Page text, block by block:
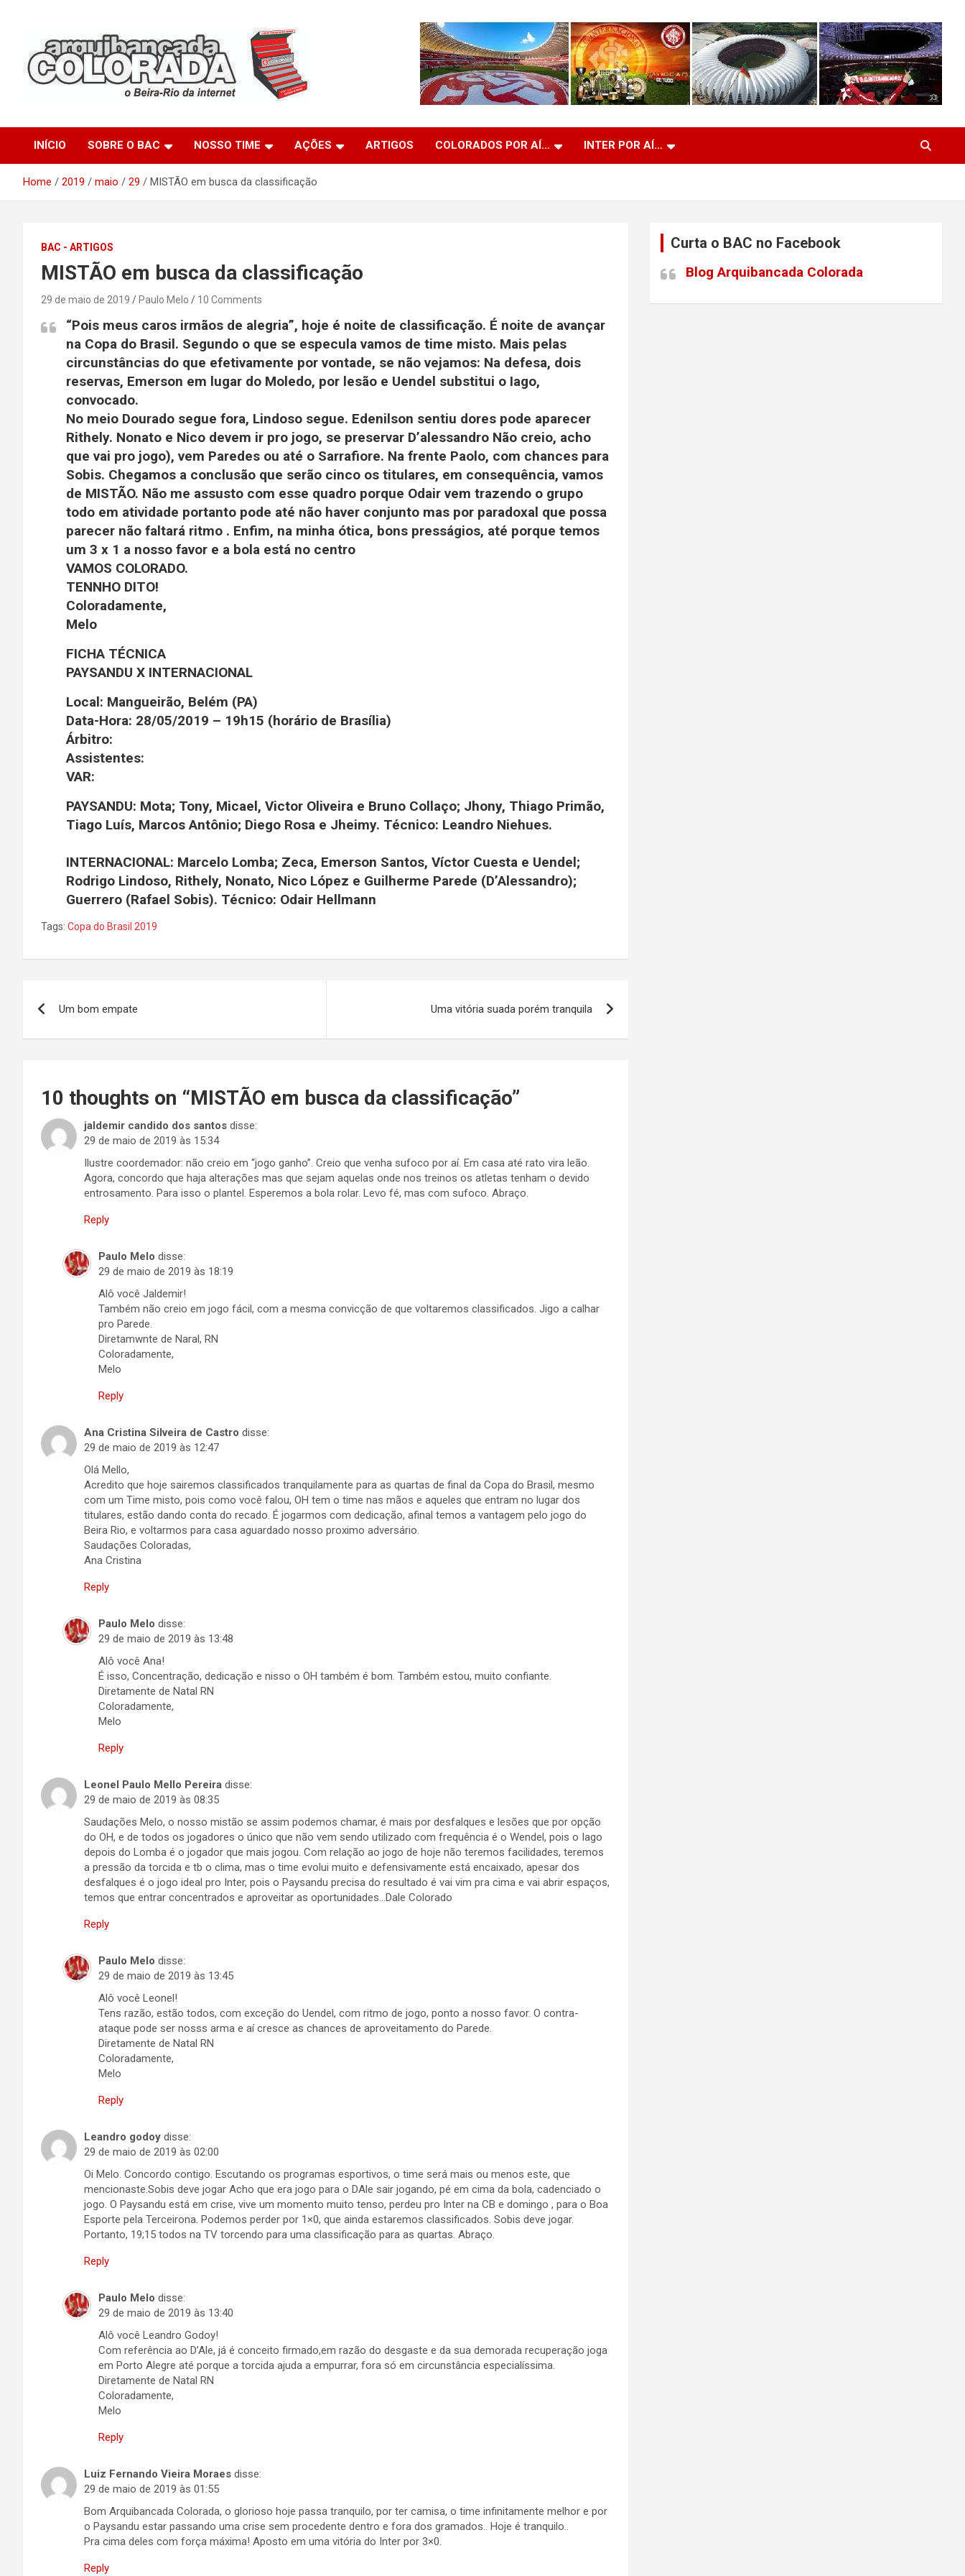
Arquibancada Colorada
INÍCIO SOBRE O BAC NOSSO TIME AÇÕES ARTIGOS COLORADOS POR AÍ… INTER POR AÍ…
Home 2019 maio 29 MISTÃO em busca da classificação
BAC - ARTIGOS
MISTÃO em busca da classificação
29 de maio de 2019 Paulo Melo 10 Comments
“Pois meus caros irmãos de alegria”, hoje é noite de classificação. É noite de avançar
na Copa do Brasil. Segundo o que se especula vamos de time misto. Mais pelas
circunstâncias do que efetivamente por vontade, se não vejamos: Na defesa, dois
reservas, Emerson em lugar do Moledo, por lesão e Uendel substitui o Iago,
convocado.
No meio Dourado segue fora, Lindoso segue. Edenilson sentiu dores pode aparecer
Rithely. Nonato e Nico devem ir pro jogo, se preservar D’alessandro Não creio, acho
que vai pro jogo), vem Paredes ou até o Sarrafiore. Na frente Paolo, com chances para
Sobis. Chegamos a conclusão que serão cinco os titulares, em consequência, vamos
de MISTÃO. Não me assusto com esse quadro porque Odair vem trazendo o grupo
todo em atividade portanto pode até não haver conjunto mas por paradoxal que possa
parecer não faltará ritmo . Enfim, na minha ótica, bons presságios, até porque temos
um 3 x 1 a nosso favor e a bola está no centro
VAMOS COLORADO.
TENNHO DITO!
Coloradamente,
Melo
FICHA TÉCNICA
PAYSANDU X INTERNACIONAL
Local: Mangueirão, Belém (PA)
Data-Hora: 28/05/2019 – 19h15 (horário de Brasília)
Árbitro:
Assistentes:
VAR:
PAYSANDU: Mota; Tony, Micael, Victor Oliveira e Bruno Collaço; Jhony, Thiago Primão,
Tiago Luís, Marcos Antônio; Diego Rosa e Jheimy. Técnico: Leandro Niehues.
INTERNACIONAL: Marcelo Lomba; Zeca, Emerson Santos, Víctor Cuesta e Uendel;
Rodrigo Lindoso, Rithely, Nonato, Nico López e Guilherme Parede (D’Alessandro);
Guerrero (Rafael Sobis). Técnico: Odair Hellmann
Tags: Copa do Brasil 2019
de
Um bom empate Uma vitória suada porém tranquila
10 thoughts on “MISTÃO em busca da classificação”
jaldemir candido dos santos disse:
29 de maio de 2019 às 15:34
Ilustre coordemador: não creio em “jogo ganho”. Creio que venha sufoco por aí. Em casa até rato vira leão.
Agora, concordo que haja alterações mas que sejam aquelas onde nos treinos os atletas tenham o devido
entrosamento. Para isso o plantel. Esperemos a bola rolar. Levo fé, mas com sufoco. Abraço.
Reply
Paulo Melo disse:
29 de maio de 2019 às 18:19
Alô você Jaldemir!
Também não creio em jogo fácil, com a mesma convicção de que voltaremos classificados. Jigo a calhar
pro Parede.
Diretamwnte de Naral, RN
Coloradamente,
Melo
Reply
Ana Cristina Silveira de Castro disse:
29 de maio de 2019 às 12:47
Olá Mello,
Acredito que hoje sairemos classificados tranquilamente para as quartas de final da Copa do Brasil, mesmo
com um Time misto, pois como você falou, OH tem o time nas mãos e aqueles que entram no lugar dos
titulares, estão dando conta do recado. É jogarmos com dedicação, afinal temos a vantagem pelo jogo do
Beira Rio, e voltarmos para casa aguardado nosso proximo adversário.
Saudações Coloradas,
Ana Cristina
Reply
Paulo Melo disse:
29 de maio de 2019 às 13:48
Alô você Ana!
É isso, Concentração, dedicação e nisso o OH também é bom. Também estou, muito confiante.
Diretamente de Natal RN
Coloradamente,
Melo
Reply
Leonel Paulo Mello Pereira disse:
29 de maio de 2019 às 08:35
Saudações Melo, o nosso mistão se assim podemos chamar, é mais por desfalques e lesões que por opção
do OH, e de todos os jogadores o único que não vem sendo utilizado com frequência é o Wendel, pois o Iago
depois do Lomba é o jogador que mais jogou. Com relação ao jogo de hoje não teremos facilidades, teremos
a pressão da torcida e tb o clima, mas o time evolui muito e defensivamente está encaixado, apesar dos
desfalques é o jogo ideal pro Inter, pois o Paysandu precisa do resultado é vai vim pra cima e vai abrir espaços,
temos que entrar concentrados e aproveitar as oportunidades…Dale Colorado
Reply
Paulo Melo disse:
29 de maio de 2019 às 13:45
Alô você Leonel!
Tens razão, estão todos, com exceção do Uendel, com ritmo de jogo, ponto a nosso favor. O contra-
ataque pode ser nosss arma e aí cresce as chances de aproveitamento do Parede.
Diretamente de Natal RN
Coloradamente,
Melo
Reply
Leandro godoy disse:
29 de maio de 2019 às 02:00
Oi Melo. Concordo contigo. Escutando os programas esportivos, o time será mais ou menos este, que
mencionaste.Sobis deve jogar Acho que era jogo para o DAle sair jogando, pé em cima da bola, cadenciado o
jogo. O Paysandu está em crise, vive um momento muito tenso, perdeu pro Inter na CB e domingo , para o Boa
Esporte pela Terceirona. Podemos perder por 1×0, que ainda estaremos classificados. Sobis deve jogar.
Portanto, 19;15 todos na TV torcendo para uma classificação para as quartas. Abraço.
Reply
Paulo Melo disse:
29 de maio de 2019 às 13:40
Alô você Leandro Godoy!
Com referência ao D’Ale, já é conceito firmado,em razão do desgaste e da sua demorada recuperação joga
em Porto Alegre até porque a torcida ajuda a empurrar, fora só em circunstância especialíssima.
Diretamente de Natal RN
Coloradamente,
Melo
Reply
Luiz Fernando Vieira Moraes disse:
29 de maio de 2019 às 01:55
Bom Arquibancada Colorada, o glorioso hoje passa tranquilo, por ter camisa, o time infinitamente melhor e por
o Paysandu estar passando uma crise sem procedente dentro e fora dos gramados.. Hoje é tranquilo..
Pra cima deles com força máxima! Aposto em uma vitória do Inter por 3×0.
Reply
Curta o BAC no Facebook
Blog Arquibancada Colorada